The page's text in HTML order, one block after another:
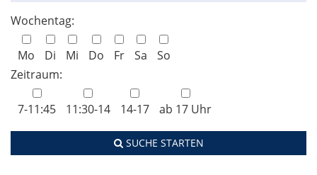
Wochentag:
Mo Di Mi Do Fr Sa
So
Zeitraum:
7-11:45 11:30-14 14-17 ab 17 Uhr
SUCHE STARTEN